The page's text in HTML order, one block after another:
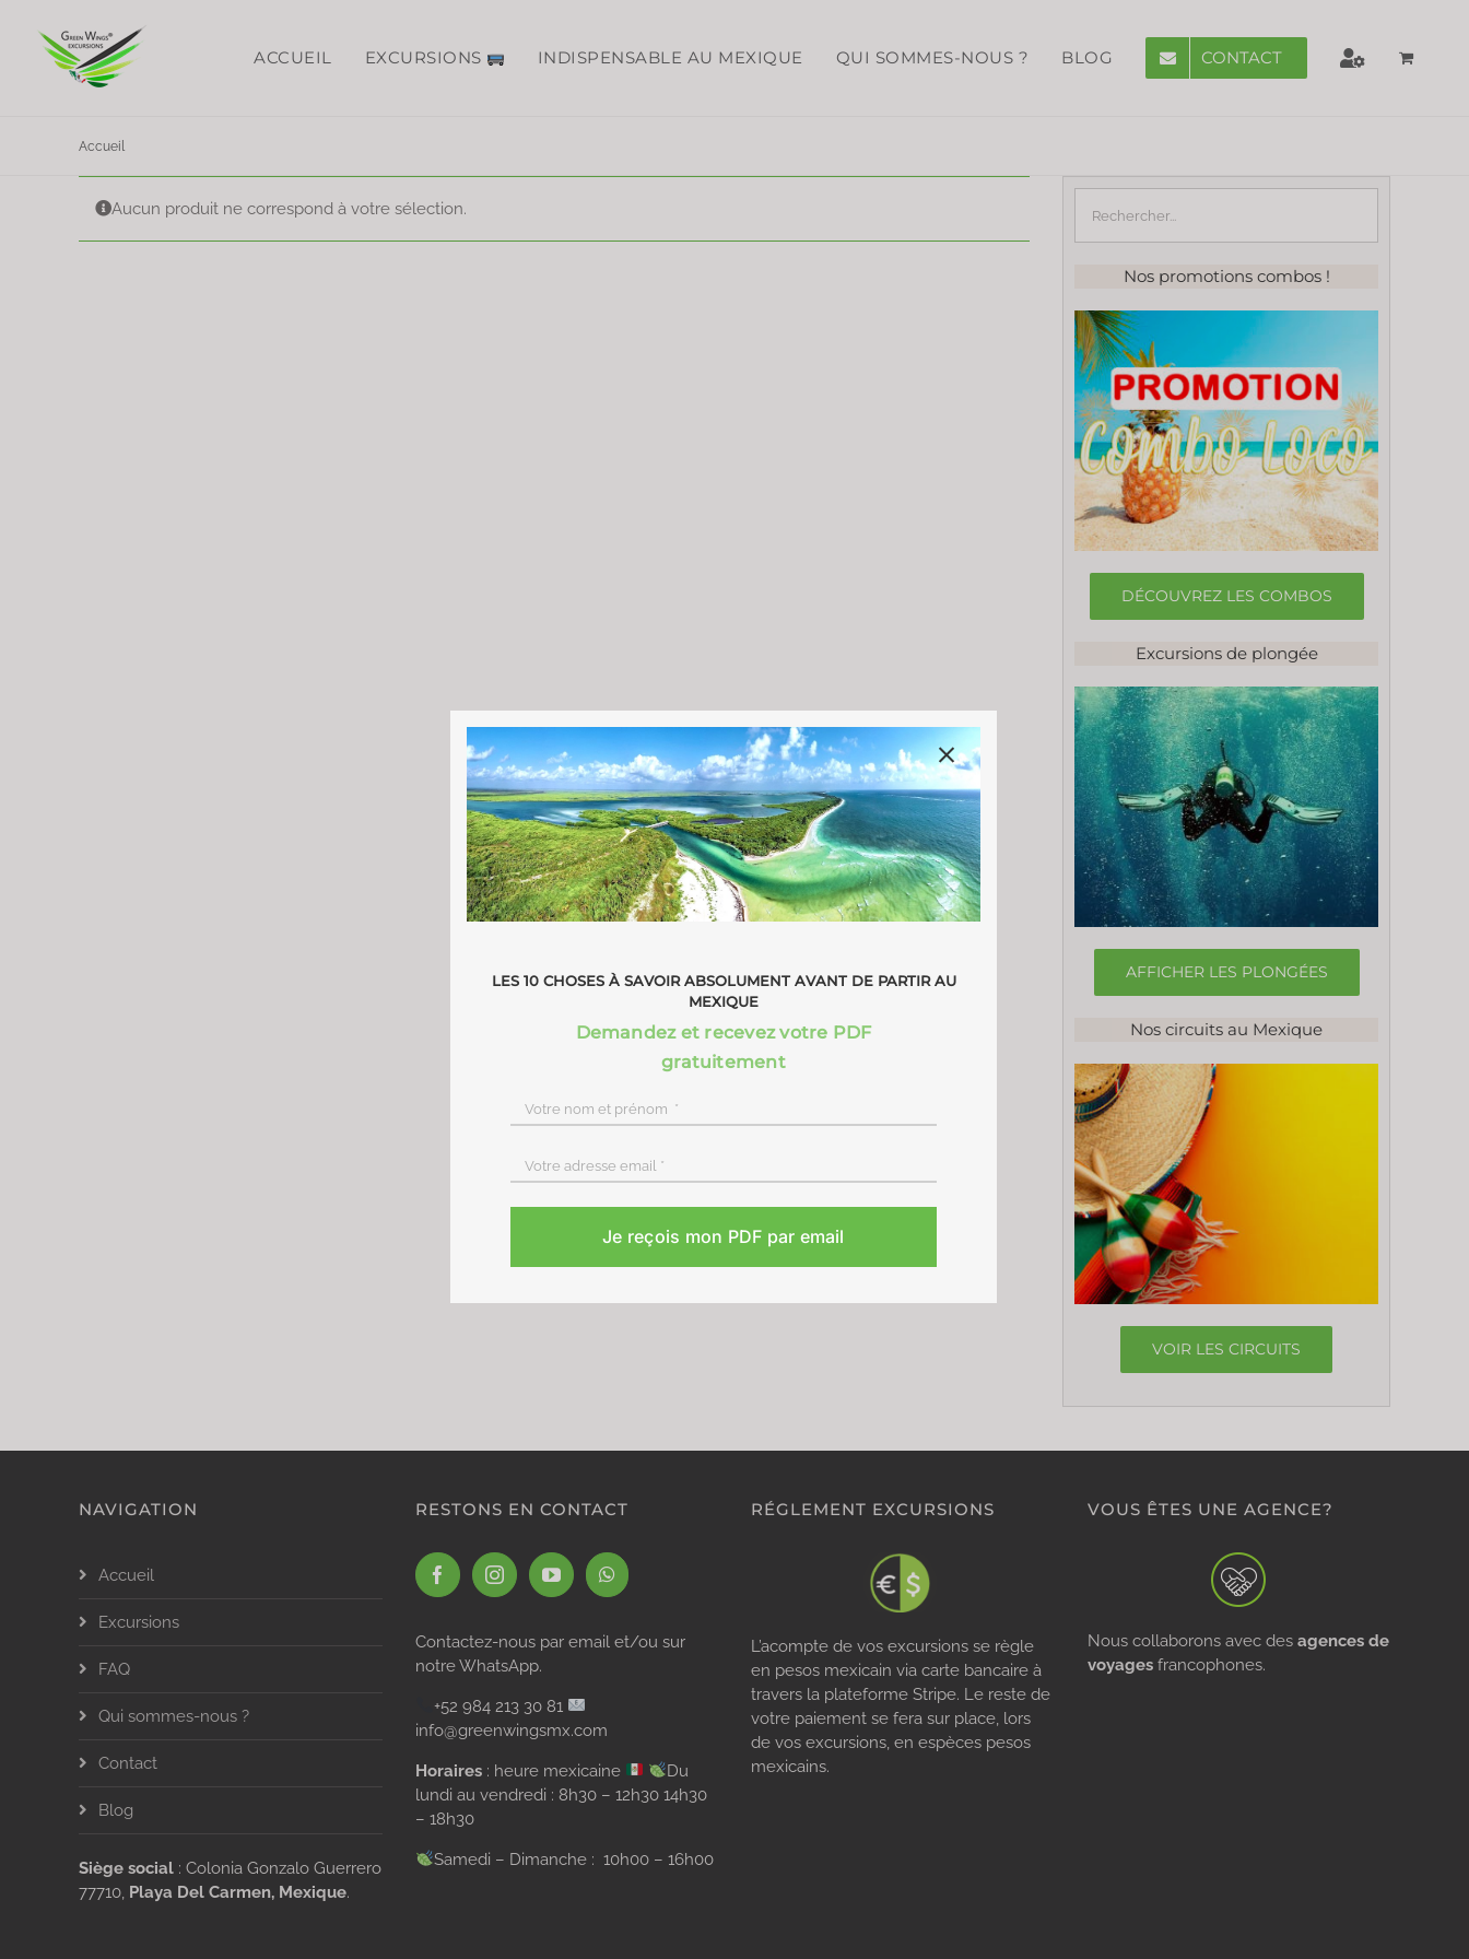
contenu
ACCUEIL EXCURSIONS INDISPENSABLE AU MEXIQUE QUI SOMMES-NOUS ? BLOG CONTACT
Accueil
Aucun produit ne correspond à votre sélection.
Nos promotions combos !
DÉCOUVREZ LES COMBOS
Excursions de plongée
AFFICHER LES PLONGÉES
Nos circuits au Mexique
VOIR LES CIRCUITS
NAVIGATION
Accueil
Excursions
FAQ
Qui sommes-nous ?
Contact
Blog
Siège social : Colonia Gonzalo Guerrero
77710, Playa Del Carmen, Mexique.
RESTONS EN CONTACT
Contactez-nous par email et/ou sur
notre WhatsApp.
+52 984 213 30 81
info@greenwingsmx.com
Horaires : heure mexicaine
Du
lundi au vendredi : 8h30 – 12h30 14h30
– 18h30
Samedi – Dimanche : 10h00 – 16h00
RÉGLEMENT EXCURSIONS
L’acompte de vos excursions se règle
en pesos mexicain via carte bancaire à
travers la plateforme Stripe. Le reste de
votre paiement se fera sur place, lors
de vos excursions, en espèces pesos
mexicains.
VOUS ÊTES UNE AGENCE?
Nous collaborons avec des agences de
voyagesfrancophones.
LES 10 CHOSES À SAVOIR ABSOLUMENT AVANT DE PARTIR AU
MEXIQUE
Demandez et recevez votre PDF
gratuitement
Je reçois mon PDF par email